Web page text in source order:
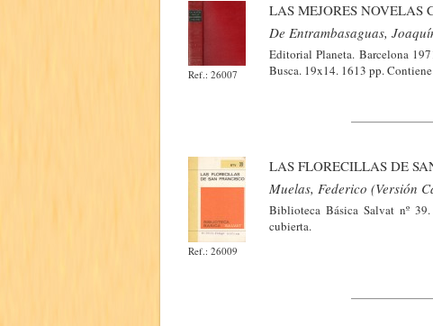
Ref.: 26007
LAS MEJORES NOVELAS
De Entrambasaguas,
Editorial Planeta. Barcelona
Busca. 19x14. 1613 pp.
Ref.: 26009
LAS FLORECILLAS DE
Muelas, Federico (Versión
Biblioteca Básica Salvat nº
cubierta.